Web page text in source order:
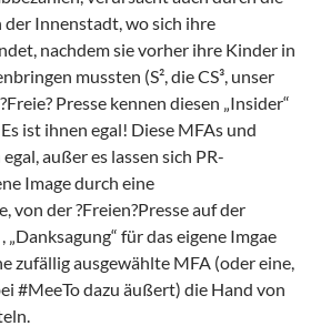
Innenstadt, wo sich ihre
nachdem sie vorher ihre Kinder in
mussten (S², die CS³, unser
Presse kennen diesen „Insider“
ist ihnen egal! Diese MFAs und
außer es lassen sich PR-
Image durch eine
von der ?Freien?Presse auf der
für das eigene Imgae
zufällig ausgewählte MFA (oder eine,
#MeeTo dazu äußert) die Hand von